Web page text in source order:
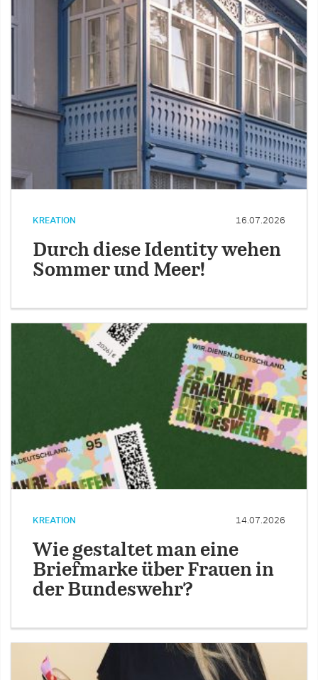
KREATION 16.07.2026
Durch diese Identity wehen
Sommer und Meer!
KREATION 14.07.2026
Wie gestaltet man eine
Briefmarke über Frauen in
der Bundeswehr?